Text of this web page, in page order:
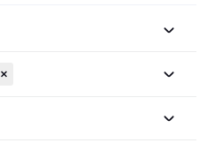
×